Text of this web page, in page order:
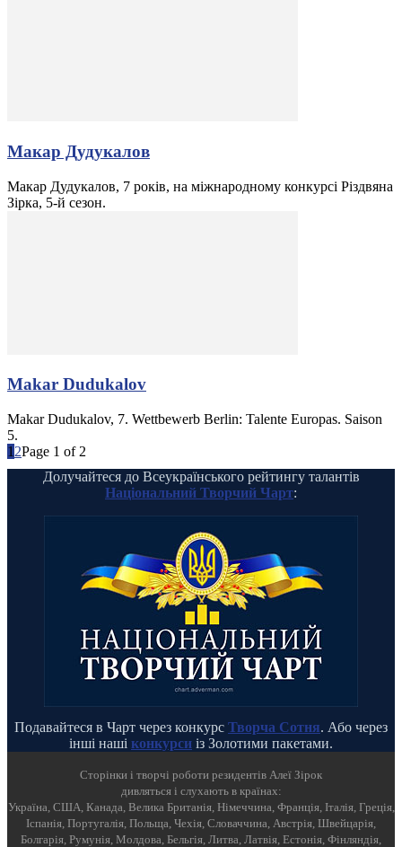
Макар Дудукалов
Макар Дудукалов, 7 років, на міжнародному конкурсі Різдвяна
Зірка, 5-й сезон.
Makar Dudukalov
Makar Dudukalov, 7. Wettbewerb Berlin: Talente Europas. Saison
5.
1 2Page 1 of 2
Долучайтеся до Всеукраїнського рейтингу талантів
Національний Творчий Чарт:
Подавайтеся в Чарт через конкурс Творча Сотня. Або через
інші наші конкурси із Золотими пакетами.
Cторінки і творчі роботи резидентів Алеї Зірок
дивляться і слухають в країнах:
Україна, США, Канада, Велика Британія, Німеччина, Франція, Італія, Греція,
Іспанія, Португалія, Польща, Чехія, Словаччина, Австрія, Швейцарія,
Болгарія, Румунія, Молдова, Бельгія, Литва, Латвія, Естонія, Фінляндія,